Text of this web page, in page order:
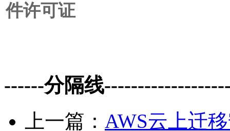
件许可证
------分隔线
上一篇： AWS云上迁